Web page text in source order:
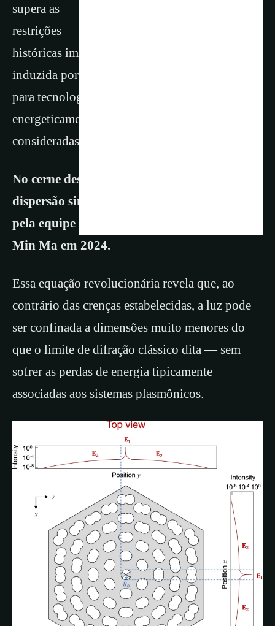
supera as
restrições
históricas impostas pela dissipação de energia
induzida por metais, oferecendo um caminho
para tecnologias fotônicas compactas e
energeticamente eficientes que antes eram
consideradas inatingíveis.
No cerne dessa inovação reside a equação de
dispersão singular, um conceito introduzido
pela equipe de pesquisa liderada por Ren-
Min Ma em 2024.
Essa equação revolucionária revela que, ao
contrário das crenças estabelecidas, a luz pode
ser confinada a dimensões muito menores do
que o limite de difração clássico dita — sem
sofrer as perdas de energia tipicamente
associadas aos sistemas plasmônicos.